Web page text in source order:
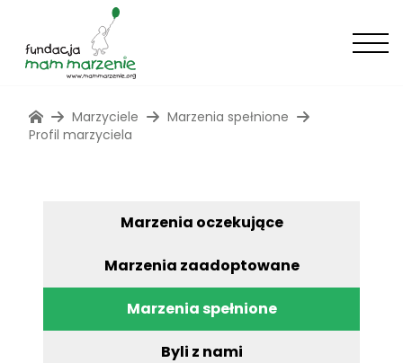
Marzyciele
Marzenia spełnione
Profil marzyciela
Marzenia oczekujące
Marzenia zaadoptowane
Marzenia spełnione
Byli z nami